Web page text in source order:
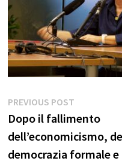
Navigazione
articoli
PREVIOUS POSTPrevious
post:
Dopo il fallimento
dell’economicismo,
democrazia formale e